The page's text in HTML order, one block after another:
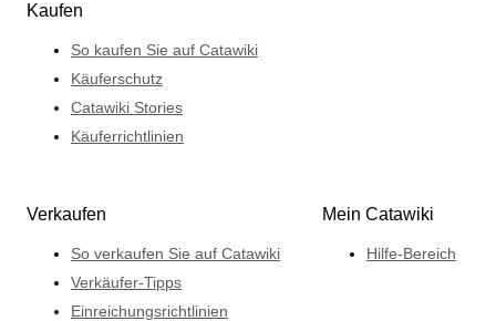
Kaufen
So kaufen Sie auf Catawiki
Käuferschutz
Catawiki Stories
Käuferrichtlinien
Verkaufen
So verkaufen Sie auf Catawiki
Verkäufer-Tipps
Einreichungsrichtlinien
Mein Catawiki
Hilfe-Bereich